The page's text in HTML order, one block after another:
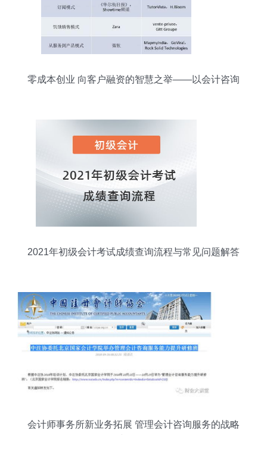
零成本创业 向客户融资的智慧之举——以会计咨询
2021年初级会计考试成绩查询流程与常见问题解答
会计师事务所新业务拓展 管理会计咨询服务的战略